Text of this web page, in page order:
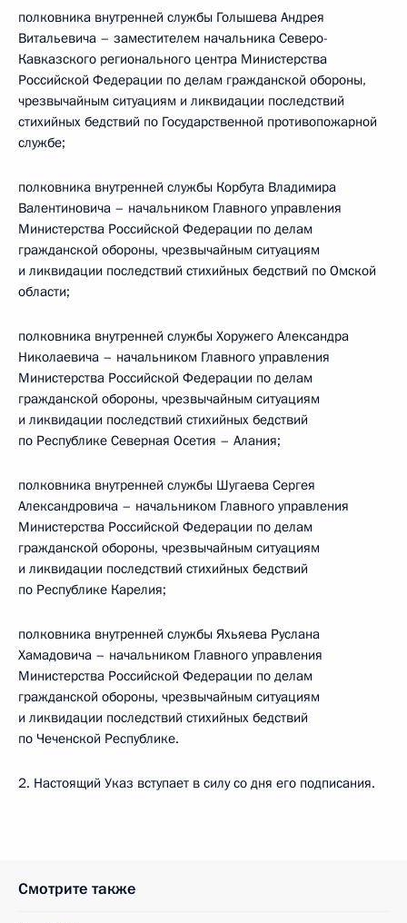
полковника внутренней службы Голышева Андрея
Витальевича – заместителем начальника Северо-
Кавказского регионального центра Министерства
Российской Федерации по делам гражданской обороны,
чрезвычайным ситуациям и ликвидации последствий
стихийных бедствий по Государственной противопожарной
службе;
полковника внутренней службы Корбута Владимира
Валентиновича – начальником Главного управления
Министерства Российской Федерации по делам
гражданской обороны, чрезвычайным ситуациям
и ликвидации последствий стихийных бедствий по Омской
области;
полковника внутренней службы Хоружего Александра
Николаевича – начальником Главного управления
Министерства Российской Федерации по делам
гражданской обороны, чрезвычайным ситуациям
и ликвидации последствий стихийных бедствий
по Республике Северная Осетия – Алания;
полковника внутренней службы Шугаева Сергея
Александровича – начальником Главного управления
Министерства Российской Федерации по делам
гражданской обороны, чрезвычайным ситуациям
и ликвидации последствий стихийных бедствий
по Республике Карелия;
полковника внутренней службы Яхьяева Руслана
Хамадовича – начальником Главного управления
Министерства Российской Федерации по делам
гражданской обороны, чрезвычайным ситуациям
и ликвидации последствий стихийных бедствий
по Чеченской Республике.
2. Настоящий Указ вступает в силу со дня его подписания.
Смотрите также